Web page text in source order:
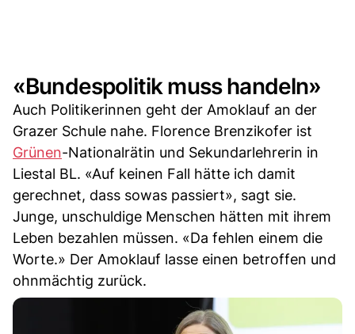
«Bundespolitik muss handeln»
Auch Politikerinnen geht der Amoklauf an der
Grazer Schule nahe. Florence Brenzikofer ist
Grünen-Nationalrätin und Sekundarlehrerin in
Liestal BL. «Auf keinen Fall hätte ich damit
gerechnet, dass sowas passiert», sagt sie.
Junge, unschuldige Menschen hätten mit ihrem
Leben bezahlen müssen. «Da fehlen einem die
Worte.» Der Amoklauf lasse einen betroffen und
ohnmächtig zurück.